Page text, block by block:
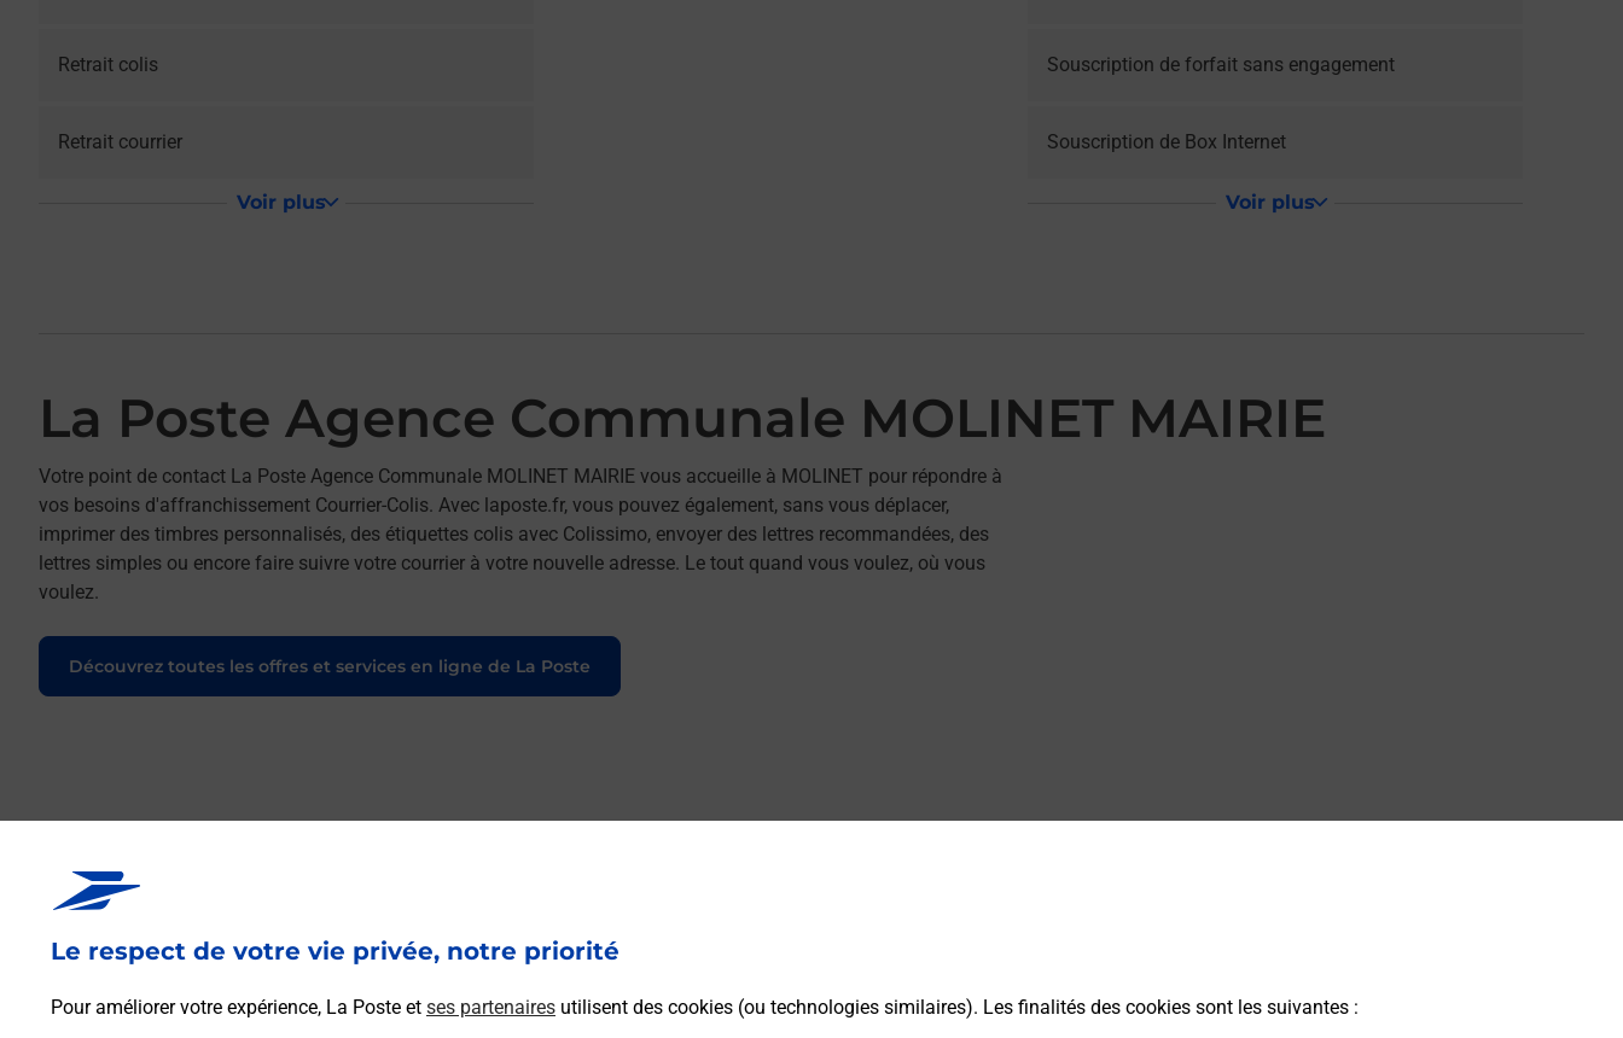
Le respect de votre vie privée, notre priorité
Pour améliorer votre expérience, La Poste et ses partenaires utilisent des cookies (ou technologies similaires). Les finalités des cookies sont les suivantes :
Retrait colis
Retrait courrier
Voir plus
Souscription de forfait sans engagement
Souscription de Box Internet
Voir plus
La Poste Agence Communale MOLINET MAIRIE
Votre point de contact La Poste Agence Communale MOLINET MAIRIE vous accueille à MOLINET pour répondre à
vos besoins d'affranchissement Courrier-Colis. Avec laposte.fr, vous pouvez également, sans vous déplacer,
imprimer des timbres personnalisés, des étiquettes colis avec Colissimo, envoyer des lettres recommandées, des
lettres simples ou encore faire suivre votre courrier à votre nouvelle adresse. Le tout quand vous voulez, où vous
voulez.
Découvrez toutes les offres et services en ligne de La Poste